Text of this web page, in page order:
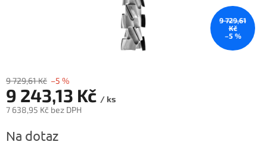
9 729,61
Kč
–5 %
9 729,61 Kč –5 %
9 243,13 Kč / ks
7 638,95 Kč bez DPH
cena:
Na dotaz